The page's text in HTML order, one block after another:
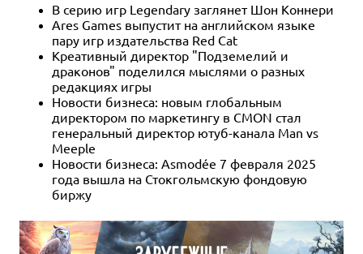
В серию игр Legendary заглянет Шон Коннери
Ares Games выпустит на английском языке
пару игр издательства Red Cat
Креативный директор "Подземелий и
драконов" поделился мыслями о разных
редакциях игры
Новости бизнеса: новым глобальным
директором по маркетингу в CMON стал
генеральный директор ютуб-канала Man vs
Meeple
Новости бизнеса: Asmodée 7 февраля 2025
года вышла на Стокгольмскую фондовую
биржу